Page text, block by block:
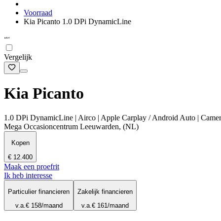
Voorraad
Kia Picanto 1.0 DPi DynamicLine
Vergelijk
Kia Picanto
1.0 DPi DynamicLine | Airco | Apple Carplay / Android Auto |
Mega Occasioncentrum Leeuwarden, (NL)
Kopen
€ 12.400
Maak een proefrit
Ik heb interesse
Particulier financieren
v.a.€ 158/maand
Zakelijk financieren
v.a.€ 161/maand